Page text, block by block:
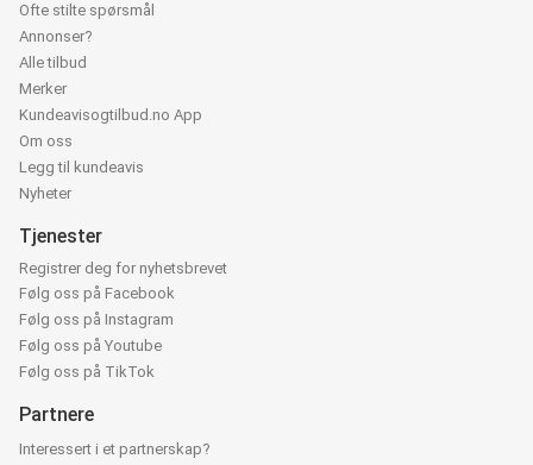
Ofte stilte spørsmål
Annonser?
Alle tilbud
Merker
Kundeavisogtilbud.no App
Om oss
Legg til kundeavis
Nyheter
Tjenester
Registrer deg for nyhetsbrevet
Følg oss på Facebook
Følg oss på Instagram
Følg oss på Youtube
Følg oss på TikTok
Partnere
Interessert i et partnerskap?